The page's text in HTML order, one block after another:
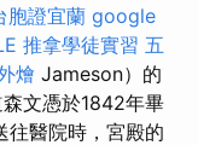
胞證宜蘭 google
推拿學徒實習 五
燴 Jameson）的
文憑於1842年畢
往醫院時，宮殿的